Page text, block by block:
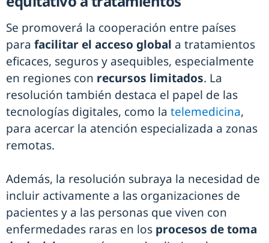
Se promoverá la cooperación entre países
para facilitar el acceso global a tratamientos
eficaces, seguros y asequibles, especialmente
en regiones con recursos limitados. La
resolución también destaca el papel de las
tecnologías digitales, como la telemedicina,
para acercar la atención especializada a zonas
remotas.
Además, la resolución subraya la necesidad de
incluir activamente a las organizaciones de
pacientes y a las personas que viven con
enfermedades raras en los procesos de toma